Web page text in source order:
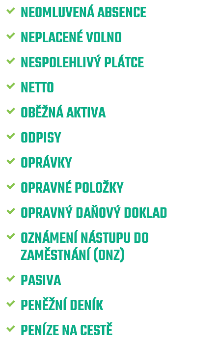
NEOMLUVENÁ ABSENCE
NEPLACENÉ VOLNO
NESPOLEHLIVÝ PLÁTCE
NETTO
OBĚŽNÁ AKTIVA
ODPISY
OPRÁVKY
OPRAVNÉ POLOŽKY
OPRAVNÝ DAŇOVÝ DOKLAD
OZNÁMENÍ NÁSTUPU DO
ZAMĚSTNÁNÍ (ONZ)
PASIVA
PENĚŽNÍ DENÍK
PENÍZE NA CESTĚ